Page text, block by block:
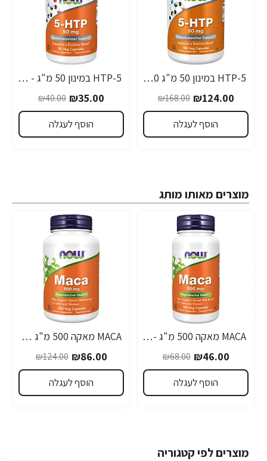
-26%
5-HTP במינון 50 מ"ג 180 כמוסות - מבית NOW FOODS
₪124.00
₪168.00
הוסף לעגלה
-13%
5-HTP במינון 50 מ"ג - 30 כמוסות - מבית NOW FOODS
₪35.00
₪40.00
הוסף לעגלה
מוצרים מאותו מותג
-32%
MACA מאקה 500 מ"ג - 100 כמוסות - מבית NOW FOODS
₪46.00
₪68.00
הוסף לעגלה
-31%
MACA מאקה 500 מ"ג 250 כמוסות - מבית NOW FOODS
₪86.00
₪124.00
הוסף לעגלה
מוצרים לפי קטגוריה